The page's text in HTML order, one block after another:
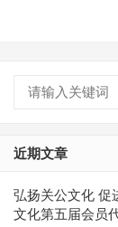
近期文章
弘扬关公文化 促
文化第五届会员